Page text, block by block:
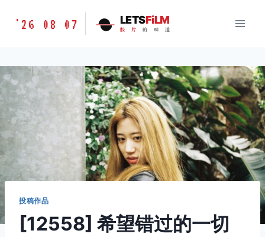
胶
味
道
LETSFILM
'26 08 07 LETSFiLM
胶 片 的 味 道
投稿作品
[12558] 希望错过的一切